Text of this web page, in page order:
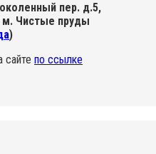
пер. д.5,
м. Чистые пруды
)
сайте по ссылке